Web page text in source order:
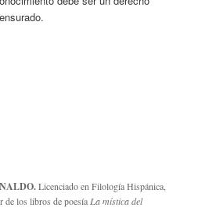
Licenciado en Filología Hispánica,
de los libros de poesía La mística del